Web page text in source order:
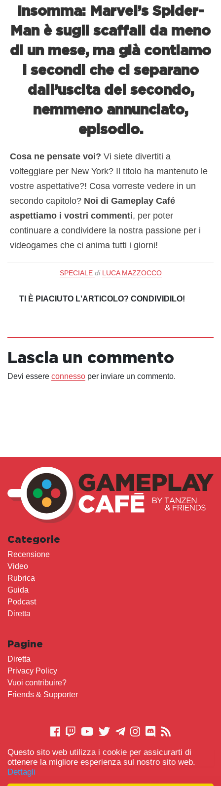
Questo sito web utilizza i cookie per assicurarti di
ottenere la migliore esperienza sul nostro sito web.
Dettagli
Insomma: Marvel’s Spider-
Man è sugli scaffali da meno
di un mese, ma già contiamo
i secondi che ci separano
dall’uscita del secondo,
nemmeno annunciato,
episodio.
Cosa ne pensate voi? Vi siete divertiti a
volteggiare per New York? Il titolo ha mantenuto le
vostre aspettative?! Cosa vorreste vedere in un
secondo capitolo? Noi di Gameplay Café
aspettiamo i vostri commenti, per poter
continuare a condividere la nostra passione per i
videogames che ci anima tutti i giorni!
SPECIALE di LUCA MAZZOCCO
TI È PIACIUTO L'ARTICOLO? CONDIVIDILO!
Lascia un commento
Devi essere connesso per inviare un commento.
Categorie
Recensione
Video
Rubrica
Guida
Podcast
Diretta
Pagine
Diretta
Privacy Policy
Vuoi contribuire?
Friends & Supporter
CONTATTACI
© 2021 Gameplay.Cafe made with Scemo chi Legge-